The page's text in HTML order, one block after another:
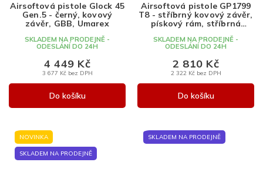
R
Airsoftová pistole Glock 45
Gen.5 - černý, kovový
závěr, GBB, Umarex
SKLADEM NA PRODEJNĚ -
ODESLÁNÍ DO 24H
3 677 Kč bez DPH
4 449 Kč
Do košíku
Airsoftová pistole GP1799
T8 - stříbrný kovový závěr,
pískový rám, stříbrná
SKLADEM NA PRODEJNĚ -
ODESLÁNÍ DO 24H
2 322 Kč bez DPH
2 810 Kč
Do košíku
NOVINKA
SKLADEM NA PRODEJNĚ
SKLADEM NA PRODEJNĚ